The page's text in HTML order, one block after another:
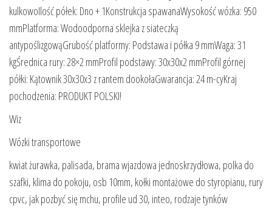
kulkowoIlość półek: Dno + 1Konstrukcja spawanaWysokość wózka: 950
mmPlatforma: Wodoodporna sklejka z siateczką
antypoślizgowąGrubość platformy: Podstawa i półka 9 mmWaga: 31
kgŚrednica rury: 28×2 mmProfil podstawy: 30x30x2 mmProfil górnej
półki: Kątownik 30x30x3 z rantem dookołaGwarancja: 24 m-cyKraj
pochodzenia: PRODUKT POLSKI!
Wiz
Wózki transportowe
kwiat żurawka, palisada, brama wjazdowa jednoskrzydłowa, polka do
szafki, klima do pokoju, osb 10mm, kołki montażowe do styropianu, rury
cpvc, jak pozbyć się mchu, profile ud 30, inteo, rodzaje tynków